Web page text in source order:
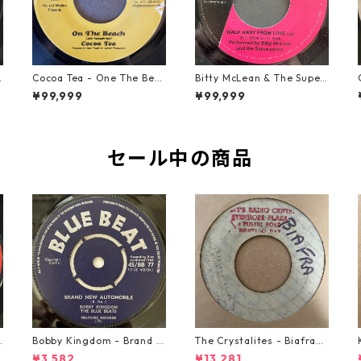
Cocoa Tea - One The Bea
ch【7-21919】
¥99,999
Bitty McLean & The Super
sonics - Walk Away From
Love【7-21989】
¥99,999
セール中の商品
Bobby Kingdom - Brand N
ew Automobile【7-2088
The Crystalites - Biafra
【7-21293】